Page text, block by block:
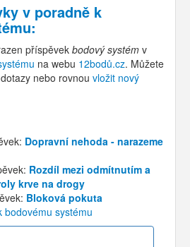
v poradně k
:
příspěvek bodový systém v
na webu 12bodů.cz. Můžete
nebo rovnou vložit nový
Dopravní nehoda - narazeme
Rozdíl mezi odmítnutím a
krve na drogy
Bloková pokuta
bodovému systému